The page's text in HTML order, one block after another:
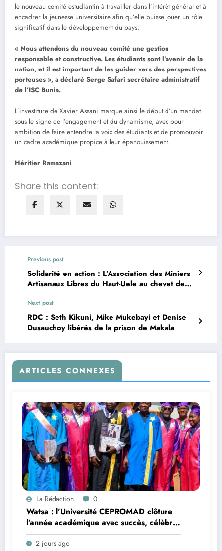
le nouveau comité estudiantin à travailler dans l’intérêt général et à
encadrer la jeunesse universitaire afin qu’elle puisse jouer un rôle
significatif dans le développement du pays.
« Nous attendons du nouveau comité une gestion
responsable et constructive. Les étudiants sont l’avenir de la
nation, et il est important de les guider vers des perspectives
porteuses », a déclaré Serge Safari secrétaire administratif
de l’ISC Bunia.
L’investiture de Xavier Assani marque ainsi le début d’un mandat
sous le signe de l’engagement et du dynamisme, avec pour
ambition de faire entendre la voix des étudiants et de promouvoir
un cadre académique propice à leur épanouissement.
Héritier Ramazani
Share this content:
Previous post
Solidarité en action : L’Association des Miniers
Artisanaux Libres du Haut-Uele au chevet des
Next post
RDC : Seth Kikuni, Mike Mukebayi et Denise
Dusauchoy libérés de la prison de Makala
ARTICLES CONNEXES
La Rédaction 0
Watsa : l’Université CEPROMAD clôture
l’année académique avec succès, célèbre
la collation des grades et remet des
diplômes homologués
2 jours ago